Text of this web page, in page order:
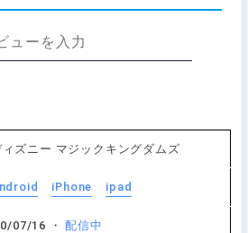
ィズニー マジックキングダムズ
iPhone ipad
07/16 ・配信中